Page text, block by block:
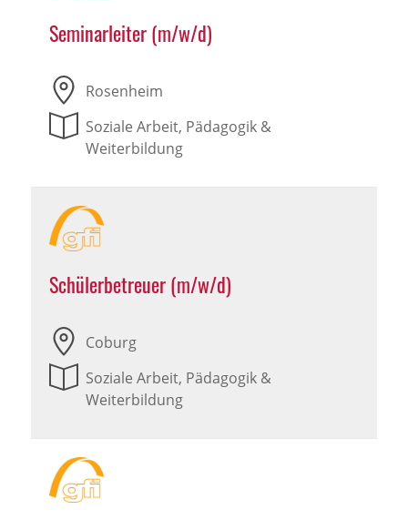
Seminarleiter (m/w/d)
Rosenheim
Soziale Arbeit, Pädagogik &
Weiterbildung
Schülerbetreuer (m/w/d)
Coburg
Soziale Arbeit, Pädagogik &
Weiterbildung